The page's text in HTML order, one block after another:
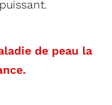
de peau la